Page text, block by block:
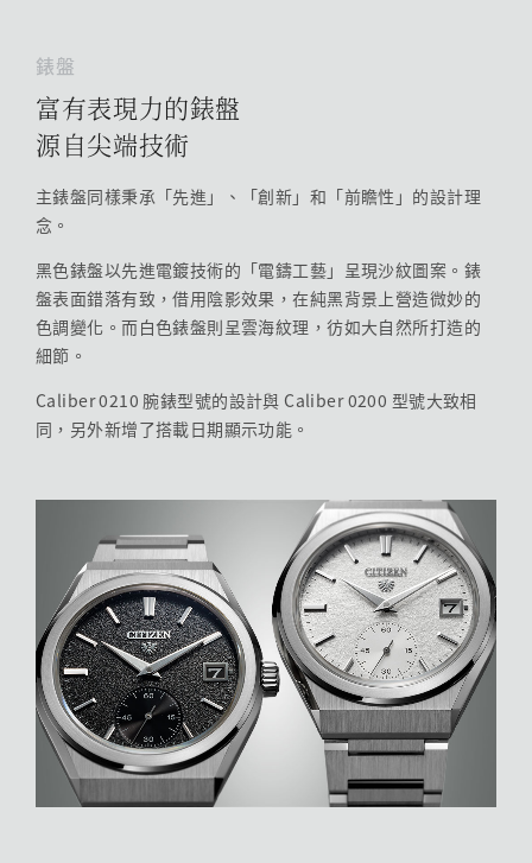
錶盤
富有表現力的錶盤
源自尖端技術
主錶盤同樣秉承「先進」、「創新」和「前瞻性」的設計理
念。
黑色錶盤以先進電鍍技術的「電鑄工藝」呈現沙紋圖案。錶
盤表面錯落有致，借用陰影效果，在純黑背景上營造微妙的
色調變化。而白色錶盤則呈雲海紋理，彷如大自然所打造的
細節。
Caliber 0210 腕錶型號的設計與 Caliber 0200 型號大致相
同，另外新增了搭載日期顯示功能。